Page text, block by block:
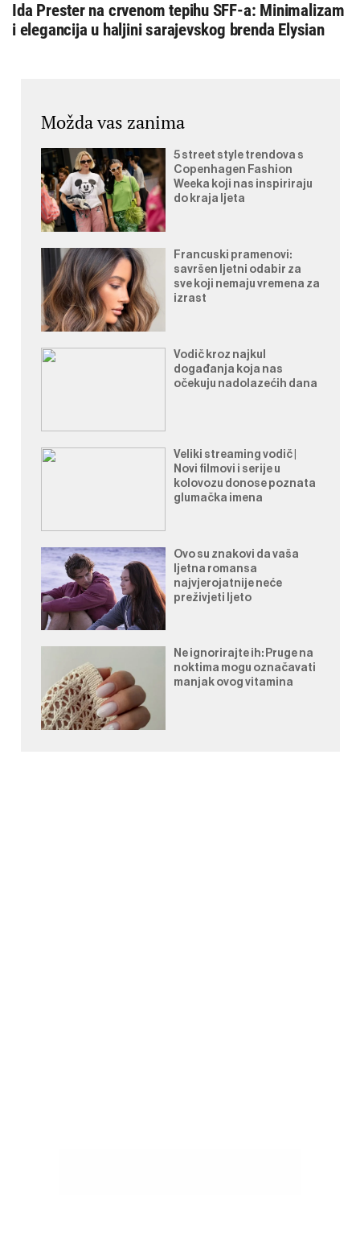
Ida Prester na crvenom tepihu SFF-a: Minimalizam
i elegancija u haljini sarajevskog brenda Elysian
Možda vas zanima
5 street style trendova s
Copenhagen Fashion
Weeka koji nas inspiriraju
do kraja ljeta
Francuski pramenovi:
savršen ljetni odabir za
sve koji nemaju vremena za
izrast
Vodič kroz najkul
događanja koja nas
očekuju nadolazećih dana
Veliki streaming vodič |
Novi filmovi i serije u
kolovozu donose poznata
glumačka imena
Ovo su znakovi da vaša
ljetna romansa
najvjerojatnije neće
preživjeti ljeto
Ne ignorirajte ih: Pruge na
noktima mogu označavati
manjak ovog vitamina